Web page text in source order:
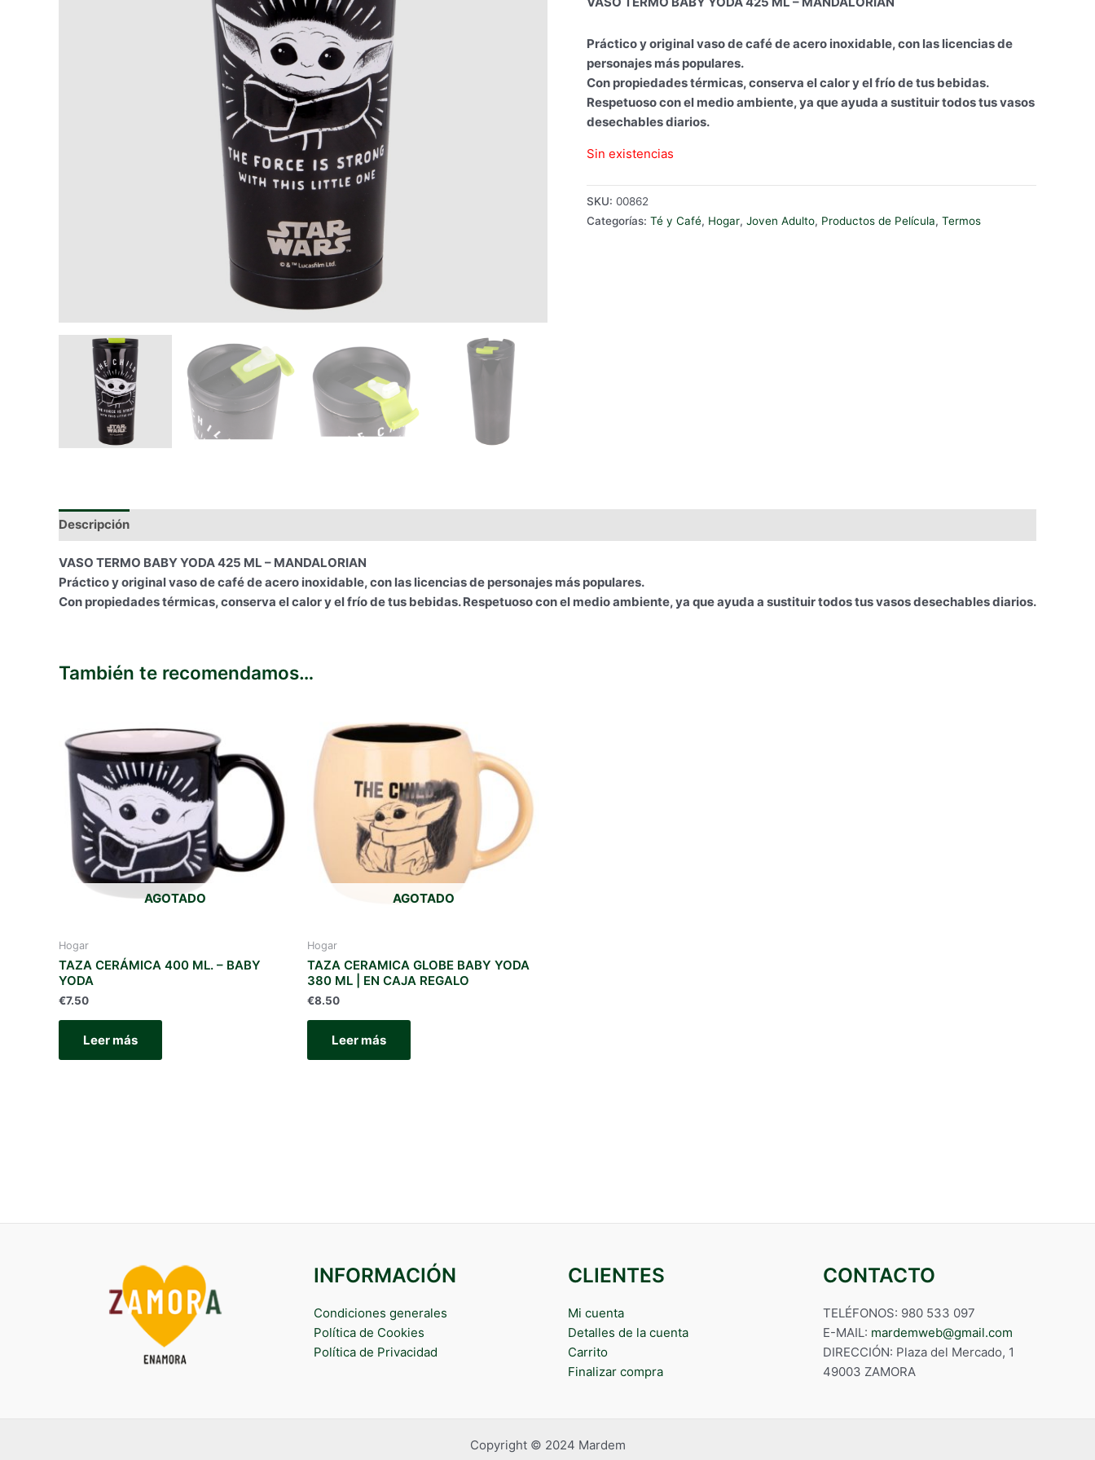
era:
€12.90.
es:
€8.80.
Práctico y original vaso de café de acero inoxidable, con las licencias de
personajes más populares.
Con propiedades térmicas, conserva el calor y el frío de tus bebidas.
Respetuoso con el medio ambiente, ya que ayuda a sustituir todos tus vasos
desechables diarios.
Sin existencias
SKU: 00862
Categorías: Té y Café, Hogar, Joven Adulto, Productos de Película, Termos
Descripción
VASO TERMO BABY YODA 425 ML – MANDALORIAN
Práctico y original vaso de café de acero inoxidable, con las licencias de personajes más populares.
Con propiedades térmicas, conserva el calor y el frío de tus bebidas. Respetuoso con el medio ambiente, ya que ayuda a sustituir todos tus vasos desechables diarios.
También te recomendamos…
AGOTADO
Hogar
TAZA CERÁMICA 400 ML. – BABY
YODA
€7.50
Leer más
AGOTADO
Hogar
TAZA CERAMICA GLOBE BABY YODA
380 ML | EN CAJA REGALO
€8.50
Leer más
INFORMACIÓN
Condiciones generales
Política de Cookies
Política de Privacidad
CLIENTES
Mi cuenta
Detalles de la cuenta
Carrito
Finalizar compra
CONTACTO
TELÉFONOS: 980 533 097
E-MAIL: mardemweb@gmail.com
DIRECCIÓN: Plaza del Mercado, 1
49003 ZAMORA
Copyright © 2024 Mardem